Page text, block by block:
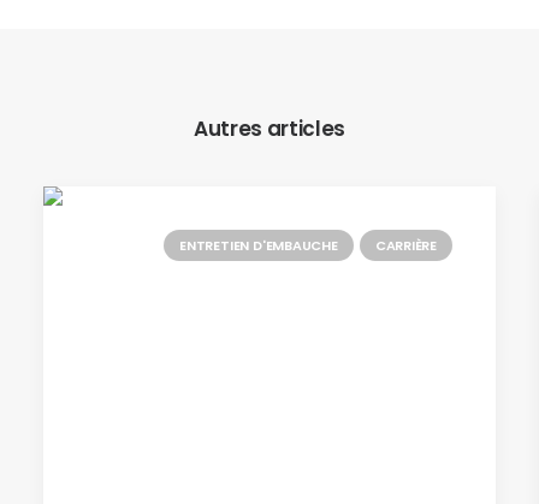
Autres articles
ENTRETIEN D'EMBAUCHE CARRIÈRE